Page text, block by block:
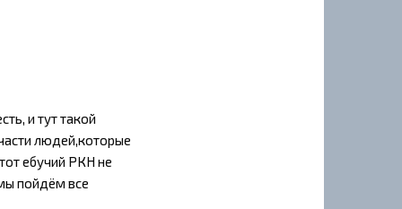
и тут такой
людей,которые
ебучий РКН не
пойдём все